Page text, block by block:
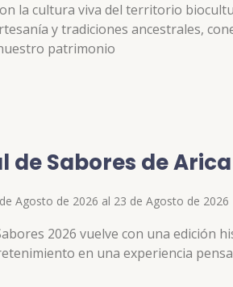
la cultura viva del territorio
y tradiciones ancestrales,
patrimonio
de Sabores de Arica
Agosto de 2026 al 23 de Agosto de 2026
2026 vuelve con una
en una experiencia